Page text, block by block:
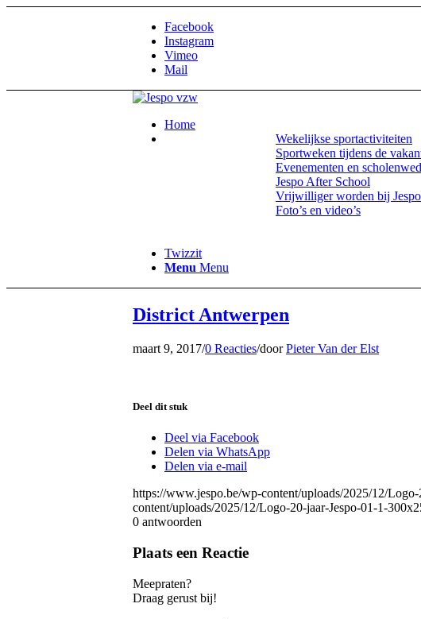
Facebook
Instagram
Vimeo
Mail
Home
Wekelijkse sportactiviteiten
Sportweken tijdens de
Evenementen en
Jespo After School
Vrijwilliger worden bij
Foto’s en video’s
Twizzit
Menu Menu
District Antwerpen
maart 9, 2017/0 Reacties/doorPieter Van der Elst
Deel dit stuk
Deel via Facebook
Delen via WhatsApp
Delen via e-mail
https://www.jespo.be/wp-content/uploads/2025/12/
content/uploads/2025/12/Logo-20-jaar-Jespo-01-1-
0 antwoorden
Plaats een Reactie
Meepraten?
Draag gerust bij!